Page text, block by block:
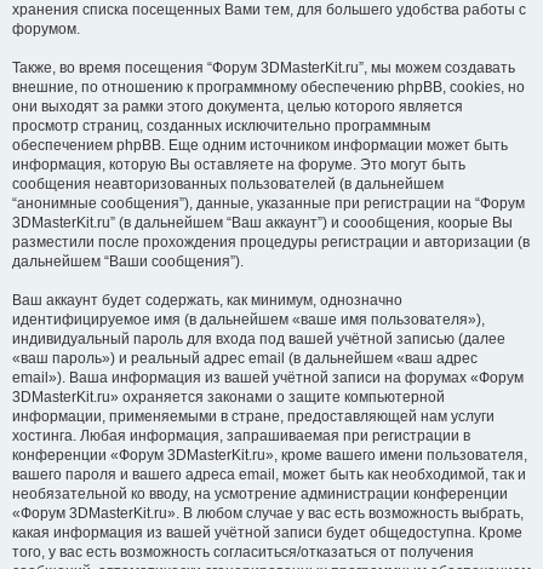
хранения списка посещенных Вами тем, для большего удобства работы с
форумом.
Также, во время посещения “Форум 3DMasterKit.ru”, мы можем создавать
внешние, по отношению к программному обеспечению phpBB, cookies, но
они выходят за рамки этого документа, целью которого является
просмотр страниц, созданных исключительно программным
обеспечением phpBB. Еще одним источником информации может быть
информация, которую Вы оставляете на форуме. Это могут быть
сообщения неавторизованных пользователей (в дальнейшем
“анонимные сообщения”), данные, указанные при регистрации на “Форум
3DMasterKit.ru” (в дальнейшем “Ваш аккаунт”) и соообщения, коорые Вы
разместили после прохождения процедуры регистрации и авторизации (в
дальнейшем “Ваши сообщения”).
Ваш аккаунт будет содержать, как минимум, однозначно
идентифицируемое имя (в дальнейшем «ваше имя пользователя»),
индивидуальный пароль для входа под вашей учётной записью (далее
«ваш пароль») и реальный адрес email (в дальнейшем «ваш адрес
email»). Ваша информация из вашей учётной записи на форумах «Форум
3DMasterKit.ru» охраняется законами о защите компьютерной
информации, применяемыми в стране, предоставляющей нам услуги
хостинга. Любая информация, запрашиваемая при регистрации в
конференции «Форум 3DMasterKit.ru», кроме вашего имени пользователя,
вашего пароля и вашего адреса email, может быть как необходимой, так и
необязательной ко вводу, на усмотрение администрации конференции
«Форум 3DMasterKit.ru». В любом случае у вас есть возможность выбрать,
какая информация из вашей учётной записи будет общедоступна. Кроме
того, у вас есть возможность согласиться/отказаться от получения